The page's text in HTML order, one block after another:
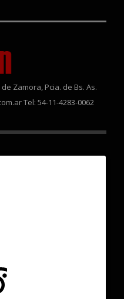
Zamora, Pcia. de Bs. As.
Tel: 54-11-4283-0062